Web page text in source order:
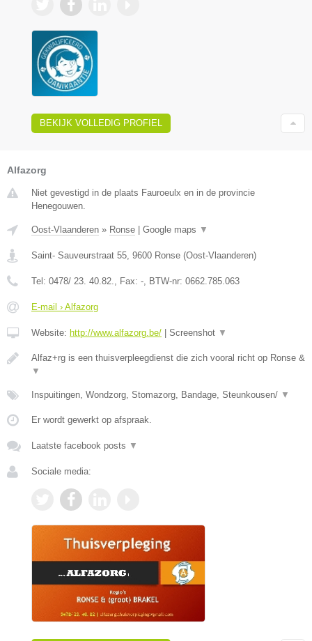
BEKIJK VOLLEDIG PROFIEL
Alfazorg
Niet gevestigd in de plaats Fauroeulx en in de provincie
Henegouwen.
Oost-Vlaanderen » Ronse | Google maps ▼
Saint- Sauveurstraat 55 9600 Ronse (Oost-Vlaanderen)
Tel: 0478/ 23. 40.82. , Fax: - , BTW-nr: 0662.785.063
E-mail › Alfazorg
Website: http://www.alfazorg.be/ | Screenshot ▼
Alfaz+rg is een thuisverpleegdienst die zich vooral richt op Ronse &
▼
Inspuitingen, Wondzorg, Stomazorg, Bandage, Steunkousen/ ▼
Er wordt gewerkt op afspraak.
Laatste facebook posts ▼
Sociale media: